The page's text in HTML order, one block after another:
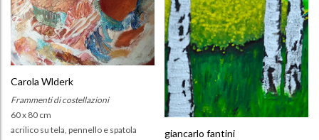
Carola Wlderk
Frammenti di costellazioni
60 x 80 cm
acrilico su tela, pennello e spatola
giancarlo fantini